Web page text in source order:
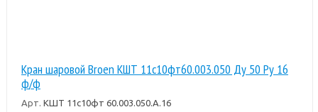
Кран шаровой Broen КШТ 11с10фт60.003.050 Ду 50 Ру 16
ф/ф
Арт. КШТ 11с10фт 60.003.050.А.16